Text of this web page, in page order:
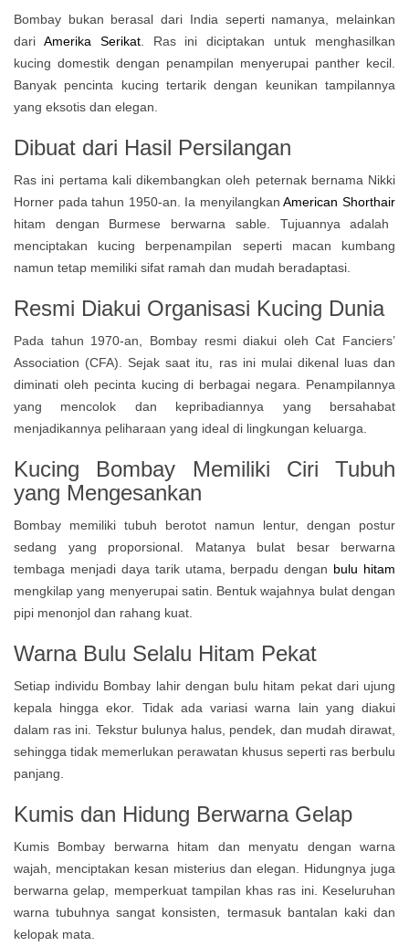
Bombay bukan berasal dari India seperti namanya, melainkan
dari Amerika Serikat. Ras ini diciptakan untuk menghasilkan
kucing domestik dengan penampilan menyerupai panther kecil.
Banyak pencinta kucing tertarik dengan keunikan tampilannya
yang eksotis dan elegan.
Dibuat dari Hasil Persilangan
Ras ini pertama kali dikembangkan oleh peternak bernama Nikki
Horner pada tahun 1950-an. Ia menyilangkan American Shorthair
hitam dengan Burmese berwarna sable. Tujuannya adalah
menciptakan kucing berpenampilan seperti macan kumbang
namun tetap memiliki sifat ramah dan mudah beradaptasi.
Resmi Diakui Organisasi Kucing Dunia
Pada tahun 1970-an, Bombay resmi diakui oleh Cat Fanciers’
Association (CFA). Sejak saat itu, ras ini mulai dikenal luas dan
diminati oleh pecinta kucing di berbagai negara. Penampilannya
yang mencolok dan kepribadiannya yang bersahabat
menjadikannya peliharaan yang ideal di lingkungan keluarga.
Kucing Bombay Memiliki Ciri Tubuh
yang Mengesankan
Bombay memiliki tubuh berotot namun lentur, dengan postur
sedang yang proporsional. Matanya bulat besar berwarna
tembaga menjadi daya tarik utama, berpadu dengan bulu hitam
mengkilap yang menyerupai satin. Bentuk wajahnya bulat dengan
pipi menonjol dan rahang kuat.
Warna Bulu Selalu Hitam Pekat
Setiap individu Bombay lahir dengan bulu hitam pekat dari ujung
kepala hingga ekor. Tidak ada variasi warna lain yang diakui
dalam ras ini. Tekstur bulunya halus, pendek, dan mudah dirawat,
sehingga tidak memerlukan perawatan khusus seperti ras berbulu
panjang.
Kumis dan Hidung Berwarna Gelap
Kumis Bombay berwarna hitam dan menyatu dengan warna
wajah, menciptakan kesan misterius dan elegan. Hidungnya juga
berwarna gelap, memperkuat tampilan khas ras ini. Keseluruhan
warna tubuhnya sangat konsisten, termasuk bantalan kaki dan
kelopak mata.